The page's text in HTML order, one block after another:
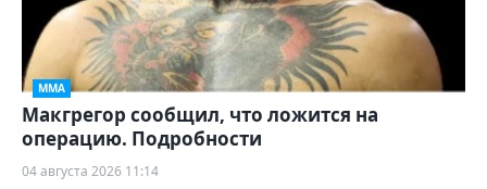
ММА
Макгрегор сообщил, что ложится на
операцию. Подробности
04 августа 2026 11:14